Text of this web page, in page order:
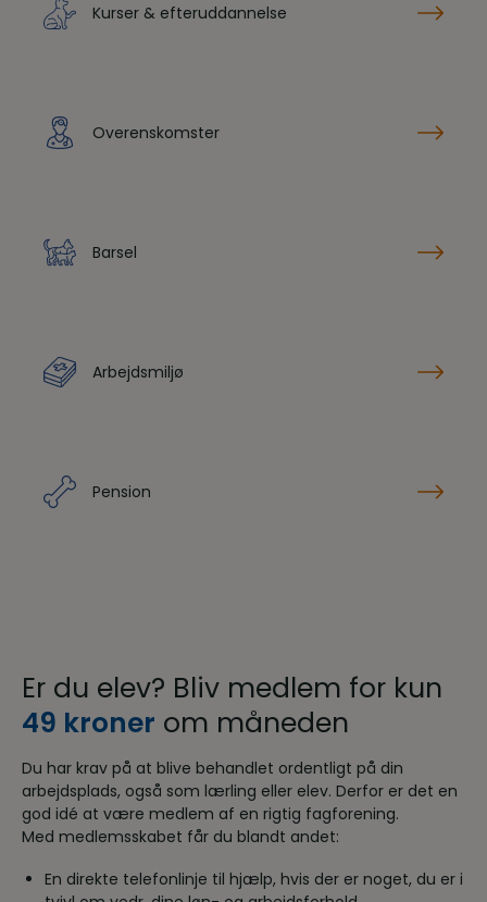
Kurser & efteruddannelse
Overenskomster
Barsel
Arbejdsmiljø
Pension
Er du elev? Bliv medlem for kun
49 kroner om måneden
Du har krav på at blive behandlet ordentligt på din
arbejdsplads, også som lærling eller elev. Derfor er det en
god idé at være medlem af en rigtig fagforening.
Med medlemsskabet får du blandt andet:
En direkte telefonlinje til hjælp, hvis der er noget, du er i